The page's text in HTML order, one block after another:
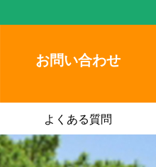
お問い合わせ
よくある質問